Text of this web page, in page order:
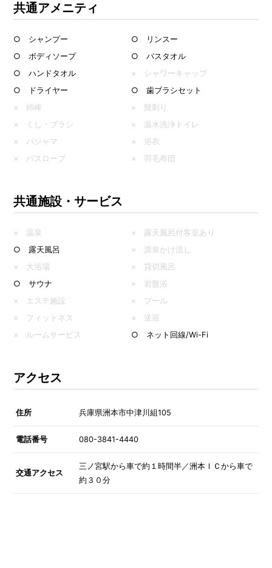
共通アメニティ
○ シャンプー
○ リンスー
○ ボディソープ
○ バスタオル
○ ハンドタオル
× シャワーキャップ
○ ドライヤー
○ 歯ブラシセット
× 綿棒
× 髭剃り
× くし・ブラシ
× 温水洗浄トイレ
× パジャマ
× 浴衣
× バスローブ
× 羽毛布団
共通施設・サービス
× 温泉
× 露天風呂付客室あり
○ 露天風呂
× 源泉かけ流し
× 大浴場
× 貸切風呂
○ サウナ
× 岩盤浴
× エステ施設
× プール
× フィットネス
× 送迎
× ルームサービス
○ ネット回線/Wi-Fi
アクセス
住所 兵庫県洲本市中津川組105
電話番号 080-3841-4440
交通アクセス
三ノ宮駅から車で約１時間半／洲本ＩＣから車で
約３０分